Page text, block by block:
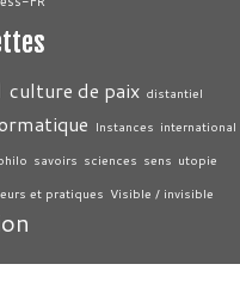
culture de paix distantiel
Instances international
savoirs sciences sens utopie
et pratiques Visible / invisible